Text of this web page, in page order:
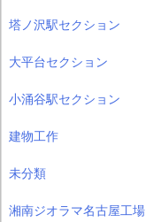
塔ノ沢駅セクション
大平台セクション
小涌谷駅セクション
建物工作
未分類
湘南ジオラマ名古屋工場